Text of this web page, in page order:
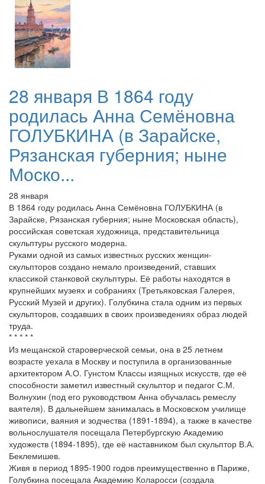
28 января В 1864 году
родилась Анна Семёновна
ГОЛУБКИНА (в Зарайске,
Рязанская губерния; ныне
Моско...
28 января
В 1864 году родилась Анна Семёновна ГОЛУБКИНА (в
Зарайске, Рязанская губерния; ныне Московская область),
российская советская художница, представительница
скульптуры русского модерна.
Руками одной из самых известных русских женщин-
скульпторов создано немало произведений, ставших
классикой станковой скульптуры. Её работы находятся в
крупнейших музеях и собраниях (Третьяковская Галерея,
Русский Музей и других). Голубкина стала одним из первых
скульпторов, создавших в своих произведениях образ людей
труда.
* * * * *
Из мещанской староверческой семьи, она в 25 летнем
возрасте уехала в Москву и поступила в организованные
архитектором А.О. Гунстом Классы изящных искусств, где её
способности заметил известный скульптор и педагог С.М.
Волнухин (под его руководством Анна обучалась ремеслу
ваятеля). В дальнейшем занималась в Московском училище
живописи, ваяния и зодчества (1891-1894), а также в качестве
вольнослушателя посещала Петербургскую Академию
художеств (1894-1895), где её наставником был скульптор В.А.
Беклемишев.
Живя в период 1895-1900 годов преимущественно в Париже,
Голубкина посещала Академию Коларосси (создала